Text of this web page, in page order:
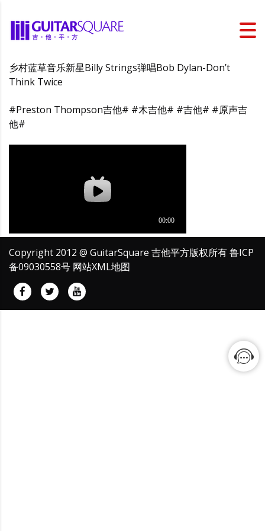
乡村蓝草音乐新星Billy Strings弹唱Bob Dylan-Don’t
Think Twice
#Preston Thompson吉他# #木吉他# #吉他# #原声吉
他#
Copyright 2012 @ GuitarSquare 吉他平方版权所有鲁ICP
备09030558号 网站XML地图